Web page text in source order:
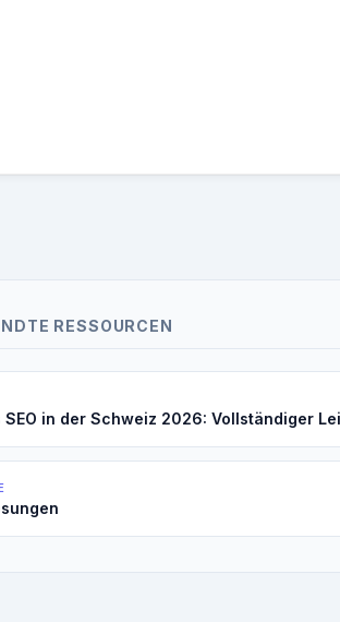
RESSOURCEN
SEO in der Schweiz 2026: Vollständiger